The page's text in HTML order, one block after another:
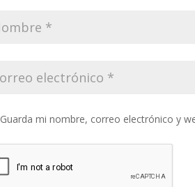
Guarda mi nombre, correo electrónico y